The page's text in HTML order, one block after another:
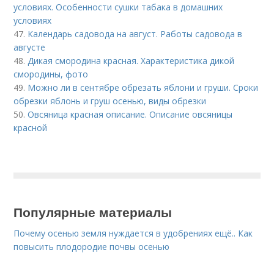
условиях. Особенности сушки табака в домашних
условиях
47. Календарь садовода на август. Работы садовода в
августе
48.Дикая смородина красная. Характеристика дикой
смородины, фото
49. Можно ли в сентябре обрезать яблони и груши. Сроки
обрезки яблонь и груш осенью, виды обрезки
50.Овсяница красная описание. Описание овсяницы
красной
Популярные материалы
Почему осенью земля нуждается в удобрениях ещё.. Как
повысить плодородие почвы осенью